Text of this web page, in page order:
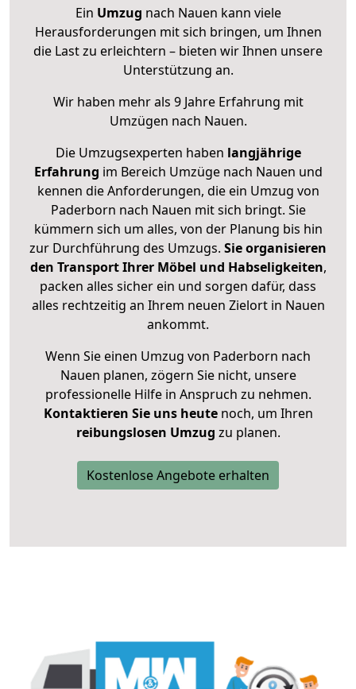
Ein Umzug nach Nauen kann viele
Herausforderungen mit sich bringen, um Ihnen
die Last zu erleichtern – bieten wir Ihnen unsere
Unterstützung an.
Wir haben mehr als 9 Jahre Erfahrung mit
Umzügen nach Nauen.
Die Umzugsexperten haben langjährige
Erfahrung im Bereich Umzüge nach Nauen und
kennen die Anforderungen, die ein Umzug von
Paderborn nach Nauen mit sich bringt. Sie
kümmern sich um alles, von der Planung bis hin
zur Durchführung des Umzugs. Sie organisieren
den Transport Ihrer Möbel und Habseligkeiten,
packen alles sicher ein und sorgen dafür, dass
alles rechtzeitig an Ihrem neuen Zielort in Nauen
ankommt.
Wenn Sie einen Umzug von Paderborn nach
Nauen planen, zögern Sie nicht, unsere
professionelle Hilfe in Anspruch zu nehmen.
Kontaktieren Sie uns heutenoch, um Ihren
reibungslosen Umzug zu planen.
Kostenlose Angebote erhalten